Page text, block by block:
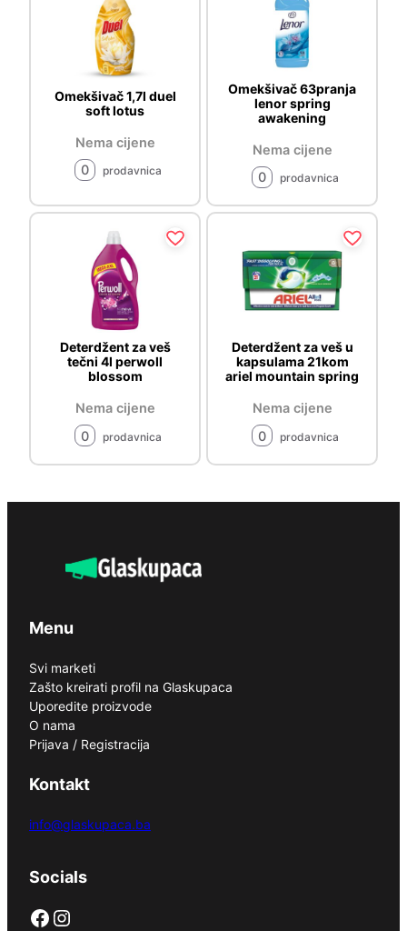
Omekšivač 1,7l duel
soft lotus
Nema cijene
0
prodavnica
Omekšivač 63pranja
lenor spring
awakening
Nema cijene
0
prodavnica
Deterdžent za veš
tečni 4l perwoll
blossom
Nema cijene
0
prodavnica
Deterdžent za veš u
kapsulama 21kom
ariel mountain spring
Nema cijene
0
prodavnica
Menu
Svi marketi
Zašto kreirati profil na Glaskupaca
Uporedite proizvode
O nama
Prijava / Registracija
Kontakt
info@glaskupaca.ba
Socials
Facebook Instagram